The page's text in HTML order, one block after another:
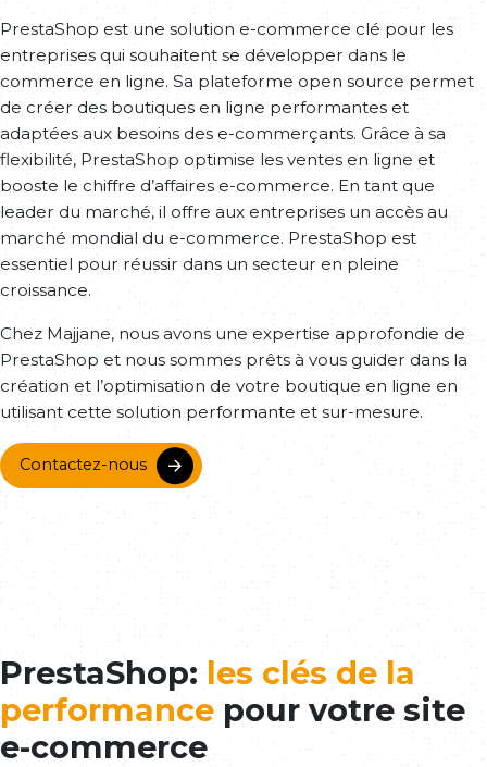
PrestaShop est une solution e-commerce clé pour les
entreprises qui souhaitent se développer dans le
commerce en ligne. Sa plateforme open source permet
de créer des boutiques en ligne performantes et
adaptées aux besoins des e-commerçants. Grâce à sa
flexibilité, PrestaShop optimise les ventes en ligne et
booste le chiffre d’affaires e-commerce. En tant que
leader du marché, il offre aux entreprises un accès au
marché mondial du e-commerce. PrestaShop est
essentiel pour réussir dans un secteur en pleine
croissance.
Chez Majjane, nous avons une expertise approfondie de
PrestaShop et nous sommes prêts à vous guider dans la
création et l’optimisation de votre boutique en ligne en
utilisant cette solution performante et sur-mesure.
Contactez-nous
PrestaShop: les clés de la
performance pour votre site
e-commerce